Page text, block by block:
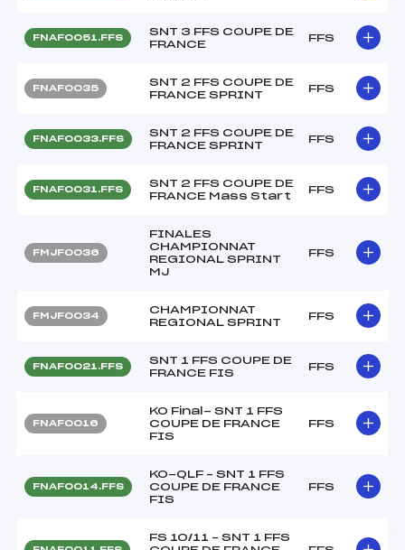
FNAF0051.FFS
SNT 3 FFS COUPE DE
FRANCE
FFS
FNAF0035
SNT 2 FFS COUPE DE
FRANCE SPRINT
FFS
FNAF0033.FFS
SNT 2 FFS COUPE DE
FRANCE SPRINT
FFS
FNAF0031.FFS
SNT 2 FFS COUPE DE
FRANCE Mass Start
FFS
FMJF0036
FINALES
CHAMPIONNAT
REGIONAL SPRINT
MJ
FFS
FMJF0034
CHAMPIONNAT
REGIONAL SPRINT
FFS
FNAF0021.FFS
SNT 1 FFS COUPE DE
FRANCE FIS
FFS
FNAF0016
KO Final- SNT 1 FFS
COUPE DE FRANCE
FIS
FFS
FNAF0014.FFS
KO-QLF – SNT 1 FFS
COUPE DE FRANCE
FIS
FFS
FS 10/11 – SNT 1 FFS